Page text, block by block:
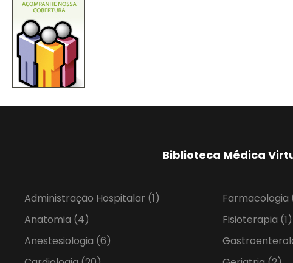
Biblioteca Médica
Administração Hospitalar (1)
Anatomia (4)
Anestesiologia (6)
Farmacologia
Fisioterapia (1)